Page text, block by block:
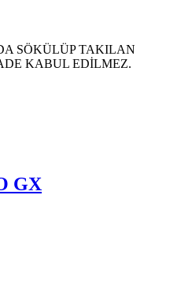
SÖKÜLÜP TAKILAN
KABUL EDİLMEZ.
GX